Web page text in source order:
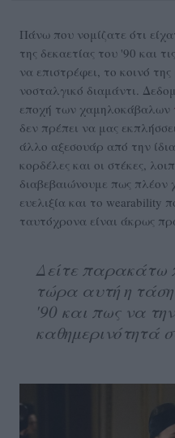
Πάνω που νομίζατε ότι
της δεκαετίας του '90 και
να επιστρέφει, το κοινό
νοσταλγικό διαμάντι.
εποχή των χαμηλοκάβαλων
δεν πρέπει να μας
άλλο αξεσουάρ από την
κορδέλες και οι στέκες,
διαβεβαιώνουμε πως πλέον
ευελιξία και το wearability
ταυτόχρονα είναι άκρως
Δείτε παρακάτω
τώρα αυτή η
'90 και πως να
καθημερινότητά